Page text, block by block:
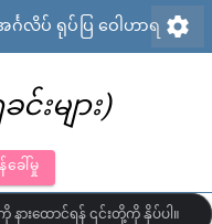
င်္ဂလိပ် ရုပ်ပြ ဝေါဟာရ settings
င်းများ)
း စိန်ခေါ်မှု
ားထောင်ရန် ၎င်းတို့ကို နှိပ်ပါ။